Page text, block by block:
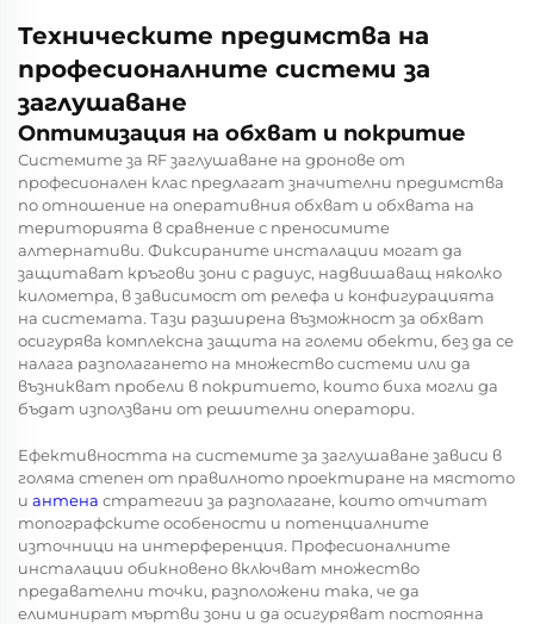
Техническите предимства на
професионалните системи за
заглушаване
Оптимизация на обхват и покритие
Системите за RF заглушаване на дронове от
професионален клас предлагат значителни предимства
по отношение на оперативния обхват и обхвата на
територията в сравнение с преносимите
алтернативи. Фиксираните инсталации могат да
защитават кръгови зони с радиус, надвишаващ няколко
километра, в зависимост от релефа и конфигурацията
на системата. Тази разширена възможност за обхват
осигурява комплексна защита на големи обекти, без да се
налага разполагането на множество системи или да
възникват пробели в покритието, които биха могли да
бъдат използвани от решителни оператори.
Ефективността на системите за заглушаване зависи в
голяма степен от правилното проектиране на мястото
и антена стратегии за разполагане, които отчитат
топографските особености и потенциалните
източници на интерференция. Професионалните
инсталации обикновено включват множество
предавателни точки, разположени така, че да
елиминират мъртви зони и да осигуряват постоянна